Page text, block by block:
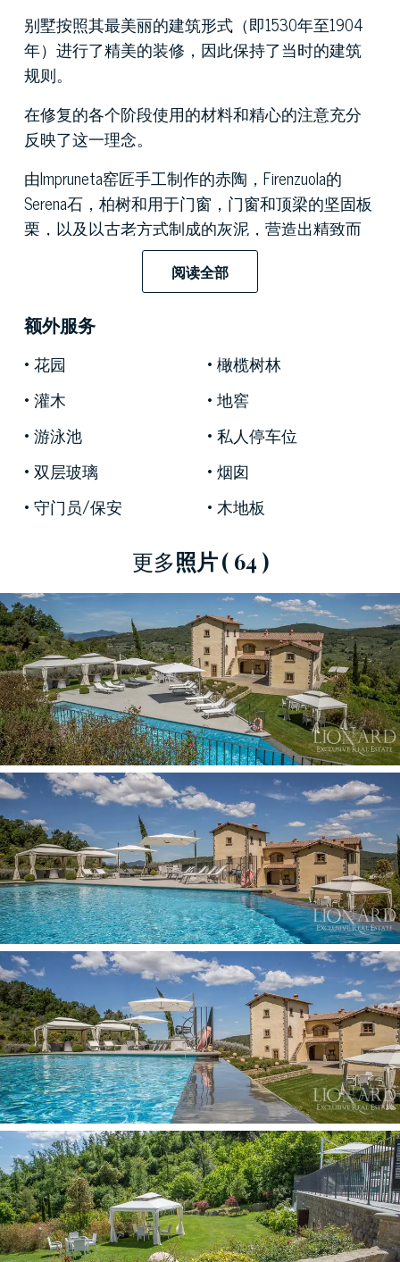
别墅按照其最美丽的建筑形式（即1530年至1904
年）进行了精美的装修，因此保持了当时的建筑
规则。
在修复的各个阶段使用的材料和精心的注意充分
反映了这一理念。
由Impruneta窑匠手工制作的赤陶，Firenzuola的
Serena石，柏树和用于门窗，门窗和顶梁的坚固板
栗，以及以古老方式制成的灰泥，营造出精致而
令人羡慕的位置，在佛罗伦萨山丘中，浸没在6公
顷的乡村和森林中，处于优势地位，可欣赏佛罗
伦萨的壮丽景色和全景，这使这家酒店成为真正
的宝石。
在结构层面上，待售的托斯卡纳别墅分为7套不同
大小的公寓，所有公寓均布置典雅，每套公寓均
以历史与现代，古代魅力和技术之间的巧妙联系
为特征。
如果对室内装饰给予了极大关注，那么室外装饰
平方米的公园装饰有风景优美的梯形游泳池，一
侧无边，形成约2米的瀑布。在泳池瀑布旁一个僻
静而富于启发性的角落里，有一个按摩浴缸。
为了使佛罗伦萨的待售别墅更加独特，可以添加
一个放松康体中心，其中包括温水游泳池，按摩
浴缸，桑拿和情感淋浴，所有这些都将放置在建
筑物的地下室，桶顶天花板上覆盖着仿古兵俑。
美妙的托斯卡纳豪华别墅由一个大型停车场完
成，壮观的夜灯和对每个细节的精心关注。
阅读全部
额外服务
花园
橄榄树林
灌木
地窖
游泳池
私人停车位
双层玻璃
烟囱
守门员/保安
木地板
更多照片( 64 )